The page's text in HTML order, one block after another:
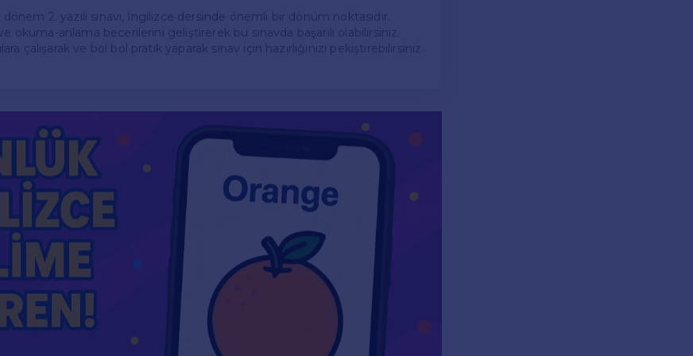
dönem 2. yazılı sınavı, İngilizce dersinde önemli bir dönüm noktasıdır.
okuma-anlama becerilerini geliştirerek bu sınavda başarılı olabilirsiniz.
çalışarak ve bol bol pratik yaparak sınav için hazırlığınızı pekiştirebilirsiniz.